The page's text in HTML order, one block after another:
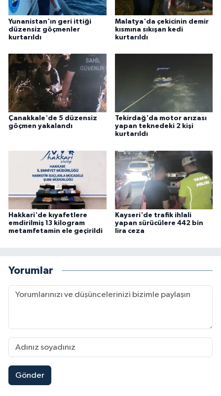
Yunanistan'ın geri ittiği
düzensiz göçmenler
kurtarıldı
Malatya'da çekicinin demir
kısmına sıkışan kedi
kurtarıldı
Çanakkale'de 5 düzensiz
göçmen yakalandı
Tekirdağ'da motor arızası
yapan teknedeki 2 kişi
kurtarıldı
Hakkari'de kıyafetlere
emdirilmiş 13 kilogram
metamfetamin ele geçirildi
Kayseri'de trafik ihlali
yapan sürücülere 442 bin
lira ceza
Yorumlar
Gönder